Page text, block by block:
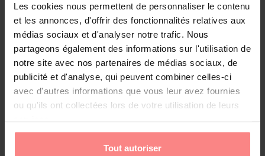
Les cookies nous permettent de personnaliser le contenu
et les annonces, d'offrir des fonctionnalités relatives aux
médias sociaux et d'analyser notre trafic. Nous
partageons également des informations sur l'utilisation de
notre site avec nos partenaires de médias sociaux, de
publicité et d'analyse, qui peuvent combiner celles-ci
avec d'autres informations que vous leur avez fournies
ou qu'ils ont collectées lors de votre utilisation de leurs
Tout autoriser